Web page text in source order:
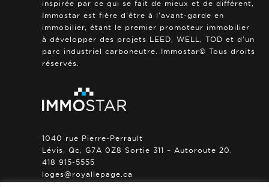
inspirée par ce qui se fait de mieux et de différent,
Immostar est fière d’être à l’avant-garde en
immobilier, étant le premier promoteur immobilier
à développer des projets LEED, WELL, TOD et d’un
parc industriel carboneutre. Immostar© Tous droits
réservés.
1040 rue Pierre-Perrault
Lévis, Qc, G7A 0Z8 Sortie 311 – Autoroute 20.
418 915-5555
loges@royallepage.ca